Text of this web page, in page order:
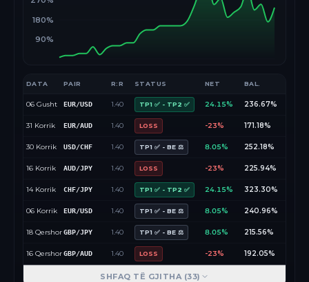
90%
180%
DATA PAIR R:R STATUS NET BAL.
06 Gusht EUR/USD 1.40 TP1 ✅ - TP2 ✅ 24.15% 236.67%
31 Korrik EUR/AUD 1.40 LOSS -23% 171.18%
30 Korrik USD/CHF 1.40 TP1 ✅ - BE ⚖️ 8.05% 252.18%
16 Korrik AUD/JPY 1.40 LOSS -23% 225.94%
14 Korrik CHF/JPY 1.40 TP1 ✅ - TP2 ✅ 24.15% 323.30%
06 Korrik EUR/USD 1.40 TP1 ✅ - BE ⚖️ 8.05% 240.96%
18 QershorGBP/JPY 1.40 TP1 ✅ - BE ⚖️ 8.05% 215.56%
16 QershorGBP/AUD 1.40 LOSS -23% 192.05%
SHFAQ TË GJITHA (33)